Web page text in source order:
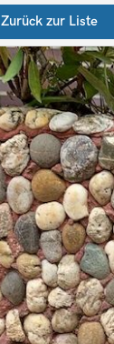
Zurück zur Liste